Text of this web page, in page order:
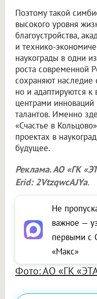
Поэтому такой
высокого уровня
благоустройства,
и технико-
наукограды в одни
роста современной
сохраняют
но и адаптируются к
центрами
талантов. Именно
«Счастье в
проектах в
будущее.
Реклама. АО «ГК
Erid: 2VtzqwcAJYa.
Не
важное —
первыми с
«Макс»
Фото: АО «ГК